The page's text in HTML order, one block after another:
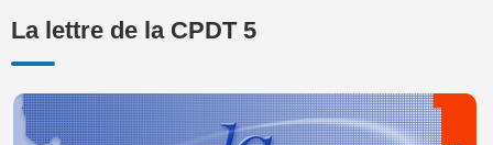
La lettre de la CPDT 5